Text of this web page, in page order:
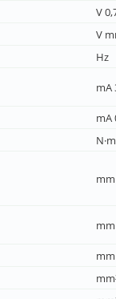
V
V
Hz
mA
mA